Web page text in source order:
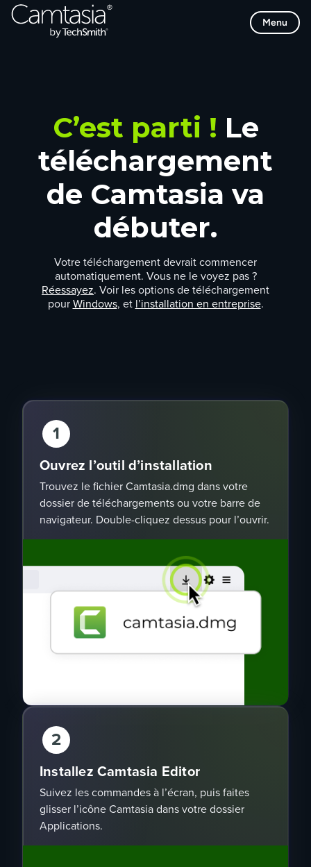
Passer
directement
Menu
C’est parti ! Le
téléchargement
de Camtasia va
débuter.
Votre téléchargement devrait commencer
automatiquement. Vous ne le voyez pas ?
Réessayez. Voir les options de téléchargement
pour Windows, et l’installation en entreprise.
1
Ouvrez l’outil d’installation
Trouvez le fichier Camtasia.dmg dans votre
dossier de téléchargements ou votre barre de
navigateur. Double-cliquez dessus pour l’ouvrir.
2
Installez Camtasia Editor
Suivez les commandes à l’écran, puis faites
glisser l’icône Camtasia dans votre dossier
Applications.